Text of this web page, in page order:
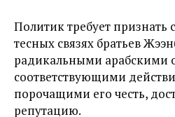
Политик требует признать
тесных связях братьев
радикальными арабскими
соответствующими
порочащими его честь,
репутацию.